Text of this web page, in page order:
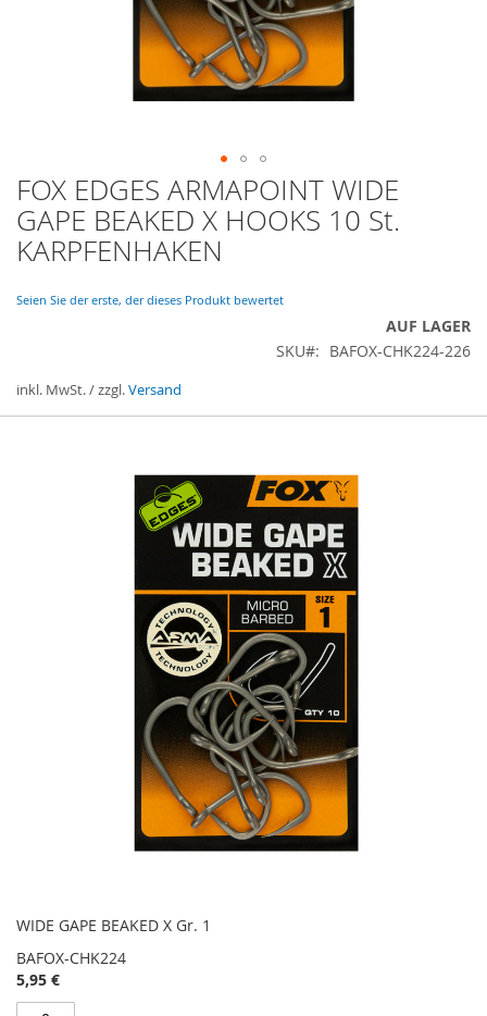
Zum
Anfang
der
Bildergalerie
FOX EDGES ARMAPOINT WIDE
GAPE BEAKED X HOOKS 10 St.
KARPFENHAKEN
Seien Sie der erste, der dieses Produkt bewertet
AUF LAGER
SKU
BAFOX-CHK224-226
inkl. MwSt. / zzgl.Versand
WIDE GAPE BEAKED X Gr. 1
BAFOX-CHK224
5,95 €